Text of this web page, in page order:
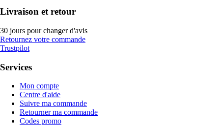
Livraison et retour
30 jours pour changer d'avis
Retournez votre commande
Trustpilot
Services
Mon compte
Centre d'aide
Suivre ma commande
Retourner ma commande
Codes promo